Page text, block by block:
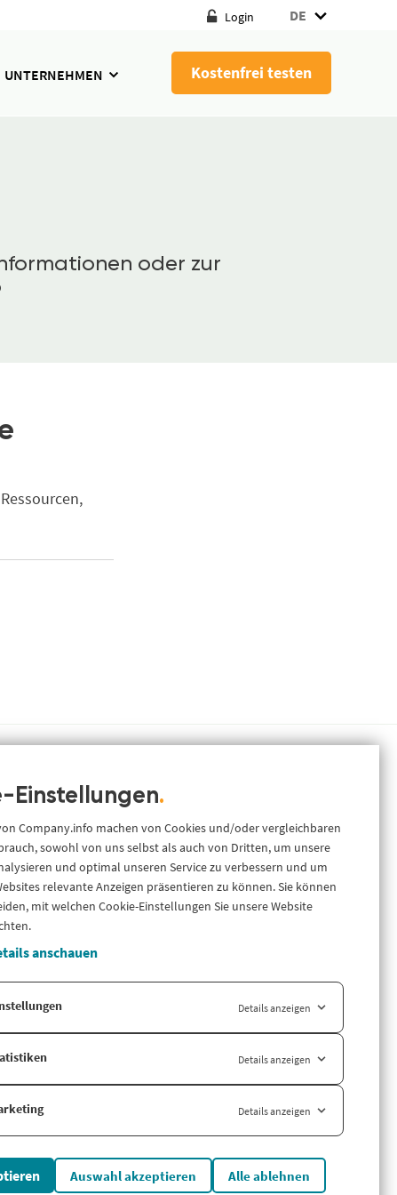
Login DE
UNTERNEHMEN Kostenfrei testen
oder zur
&
flexibel
Data-
für
mehr –
Ressourcen
Über uns
Blog
LinkedIn
LinkedIn Newsletter
Support
Company.info Nederland
Einstellungen.
Company.info machen von Cookies und/oder vergleichbaren
sowohl von uns selbst als auch von Dritten, um unsere
und optimal unseren Service zu verbessern und um
relevante Anzeigen präsentieren zu können. Sie können
mit welchen Cookie-Einstellungen Sie unsere Website
anschauen
Details anzeigen
Details anzeigen
Details anzeigen
Auswahl akzeptieren Alle ablehnen